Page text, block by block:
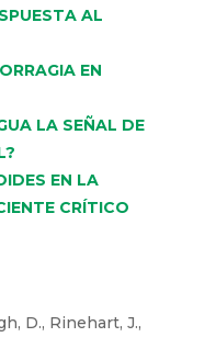
AL
EN
LA SEÑAL DE
EN LA
CRÍTICO
D., Rinehart, J.,